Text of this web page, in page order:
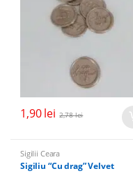
1,90lei 2,78lei
Sigilii Ceara
Sigiliu “Cu drag” Velvet